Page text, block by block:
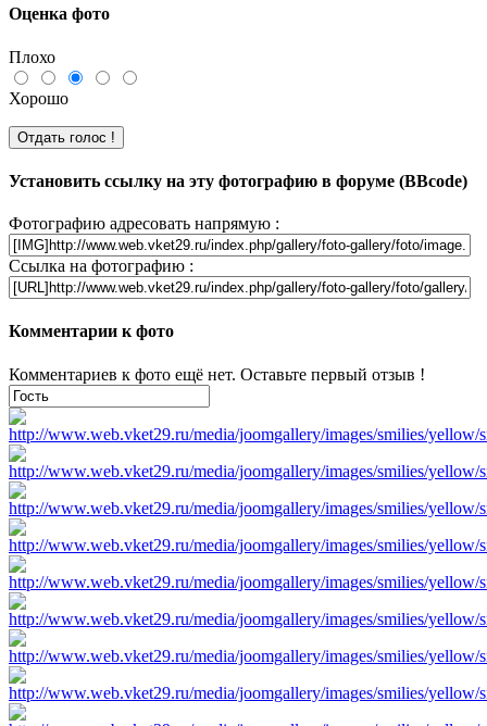
Оценка фото
Плохо
Хорошо
Установить ссылку на эту фотографию в форуме (BBcode)
Фотографию адресовать напрямую :
Ссылка на фотографию :
Комментарии к фото
Комментариев к фото ещё нет. Оставьте первый отзыв !